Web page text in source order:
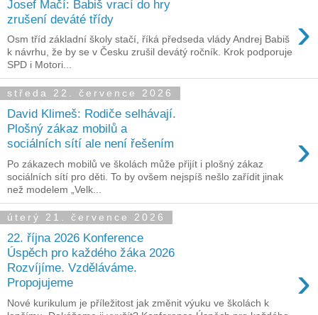
Josef Mačí: Babiš vrací do hry
zrušení deváté třídy
›
Osm tříd základní školy stačí, říká předseda vlády Andrej Babiš
k návrhu, že by se v Česku zrušil devátý ročník. Krok podporuje
SPD i Motori...
středa 22. července 2026
David Klimeš: Rodiče selhávají.
Plošný zákaz mobilů a
sociálních sítí ale není řešením
›
Po zákazech mobilů ve školách může přijít i plošný zákaz
sociálních sítí pro děti. To by ovšem nejspíš nešlo zařídit jinak
než modelem „Velk...
úterý 21. července 2026
22. října 2026 Konference
Úspěch pro každého žáka 2026
Rozvíjíme. Vzděláváme.
Propojujeme
›
Nové kurikulum je příležitost jak změnit výuku ve školách k